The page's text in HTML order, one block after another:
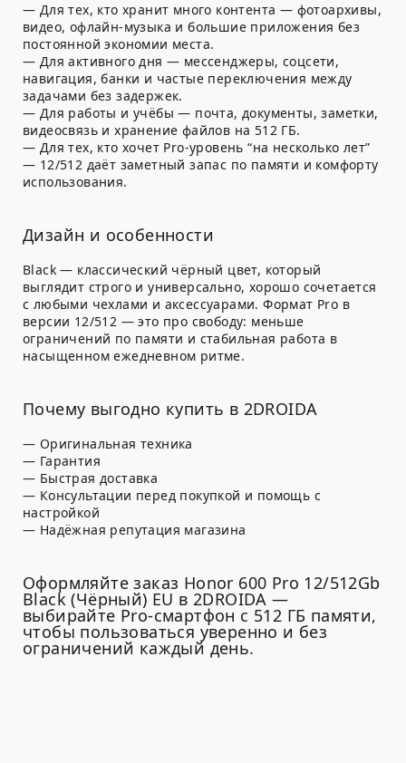
— Для тех, кто хранит много контента — фотоархивы,
видео, офлайн-музыка и большие приложения без
постоянной экономии места.
— Для активного дня — мессенджеры, соцсети,
навигация, банки и частые переключения между
задачами без задержек.
— Для работы и учёбы — почта, документы, заметки,
видеосвязь и хранение файлов на 512 ГБ.
— Для тех, кто хочет Pro-уровень “на несколько лет”
— 12/512 даёт заметный запас по памяти и комфорту
использования.
Дизайн и особенности
Black — классический чёрный цвет, который
выглядит строго и универсально, хорошо сочетается
с любыми чехлами и аксессуарами. Формат Pro в
версии 12/512 — это про свободу: меньше
ограничений по памяти и стабильная работа в
насыщенном ежедневном ритме.
Почему выгодно купить в 2DROIDA
— Оригинальная техника
— Гарантия
— Быстрая доставка
— Консультации перед покупкой и помощь с
настройкой
— Надёжная репутация магазина
Оформляйте заказ Honor 600 Pro 12/512Gb
Black (Чёрный) EU в 2DROIDA —
выбирайте Pro-смартфон с 512 ГБ памяти,
чтобы пользоваться уверенно и без
ограничений каждый день.